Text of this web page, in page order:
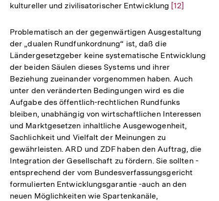
kultureller und zivilisatorischer Entwicklung Zur
der
[12]
Problematisch an der gegenwärtigen Ausgestaltung
der „dualen Rundfunkordnung“ ist, daß die
Ländergesetzgeber keine systematische Entwicklung
der beiden Säulen dieses Systems und ihrer
Beziehung zueinander vorgenommen haben. Auch
unter den veränderten Bedingungen wird es die
Aufgabe des öffentlich-rechtlichen Rundfunks
bleiben, unabhängig von wirtschaftlichen Interessen
und Marktgesetzen inhaltliche Ausgewogenheit,
Sachlichkeit und Vielfalt der Meinungen zu
gewährleisten. ARD und ZDF haben den Auftrag, die
Integration der Gesellschaft zu fördern. Sie sollten -
entsprechend der vom Bundesverfassungsgericht
formulierten Entwicklungsgarantie -auch an den
neuen Möglichkeiten wie Spartenkanäle,